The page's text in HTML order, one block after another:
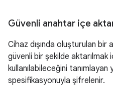
Güvenli anahtar içe
Cihaz dışında oluşturulan
güvenli bir şekilde aktarılmak
kullanılabileceğini tanımlayan
spesifikasyonuyla şifrelenir.